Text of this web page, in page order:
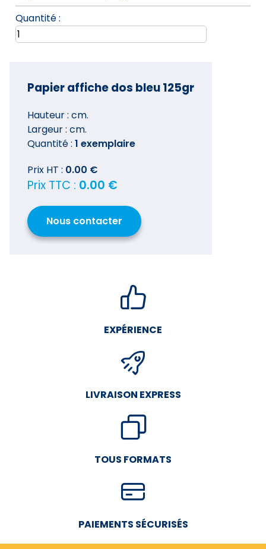
Quantité :
Papier affiche dos bleu 125gr
Hauteur : cm.
Largeur : cm.
Quantité : 1 exemplaire
Prix HT : 0.00 €
Prix TTC : 0.00 €
Nous contacter
EXPÉRIENCE
LIVRAISON EXPRESS
TOUS FORMATS
PAIEMENTS SÉCURISÉS